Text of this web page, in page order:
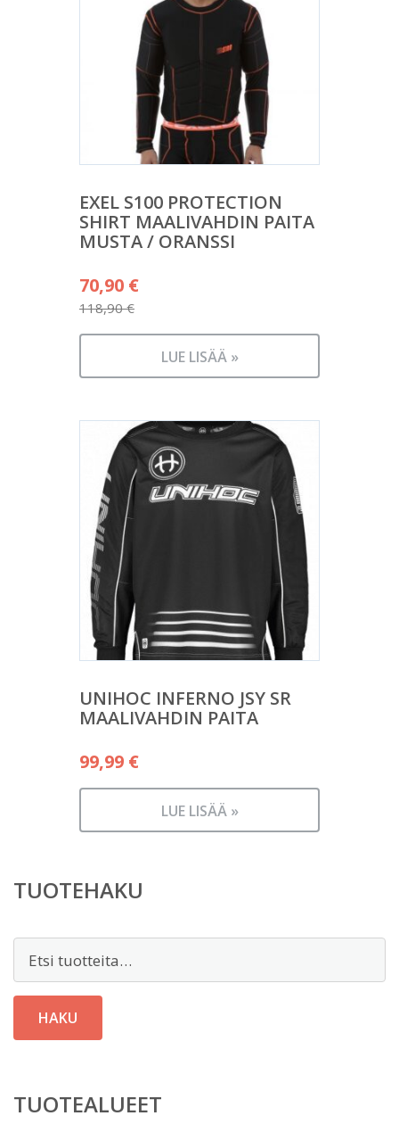
EXEL S100 PROTECTION
SHIRT MAALIVAHDIN PAITA
MUSTA / ORANSSI
118,90€
Alkuperäinen
hinta
oli:
70,90 €
Nykyinen
on:
LUE LISÄÄ »
UNIHOC INFERNO JSY SR
MAALIVAHDIN PAITA
99,99 €
LUE LISÄÄ »
TUOTEHAKU
Etsi:
HAKU
TUOTEALUEET